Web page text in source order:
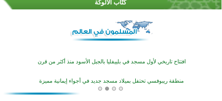
كُتَّاب الألوكة
اختتام منافسات قرآنية متميزة في بنغلاديش بمشاركة 3000 متسابق
أكبر مشروع إسلامي في ريف أستراليا يفتتح أبوابه بعد سنوات من العمل والعطاء